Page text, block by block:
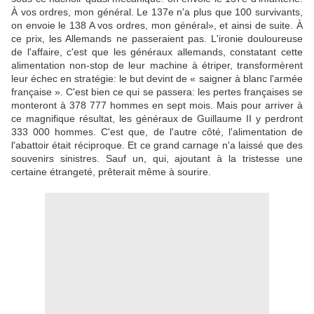
À vos ordres, mon général. Le 137e n'a plus que 100 survivants,
on envoie le 138 A vos ordres, mon général», et ainsi de suite. À
ce prix, les Allemands ne passeraient pas. L'ironie douloureuse
de l'affaire, c'est que les généraux allemands, constatant cette
alimentation non-stop de leur machine à étriper, transformèrent
leur échec en stratégie: le but devint de « saigner à blanc l'armée
française ». C'est bien ce qui se passera: les pertes françaises se
monteront à 378 777 hommes en sept mois. Mais pour arriver à
ce magnifique résultat, les généraux de Guillaume II y perdront
333 000 hommes. C'est que, de l'autre côté, l'alimentation de
l'abattoir était réciproque. Et ce grand carnage n'a laissé que des
souvenirs sinistres. Sauf un, qui, ajoutant à la tristesse une
certaine étrangeté, prêterait même à sourire.